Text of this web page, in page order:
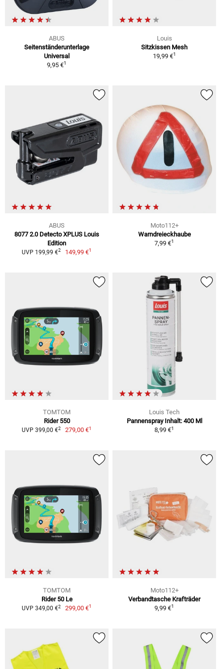
ABUS
Seitenständerunterlage
Universal
9,95 €1
Louis
Sitzkissen Mesh
19,99 €1
ABUS
8077 2.0 Detecto XPLUS Louis
Edition
UVP 199,99 €2 149,99 €1
Moto112+
Warndreieckhaube
7,99 €1
TOMTOM
Rider 550
UVP 399,00 €2 279,00 €1
Louis Tech
Pannenspray Inhalt: 400 Ml
8,99 €1
TOMTOM
Rider 50 Le
UVP 349,00 €2 299,00 €1
Moto112+
Verbandtasche Krafträder
9,99 €1